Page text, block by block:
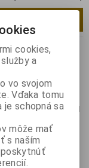
Výrobca:
24
platí pre sklad
kg
0,00042 kg
500mA; 50V;
cookies,
a
vo svojom
Vďaka tomu
je schopná sa
môže mať
s naším